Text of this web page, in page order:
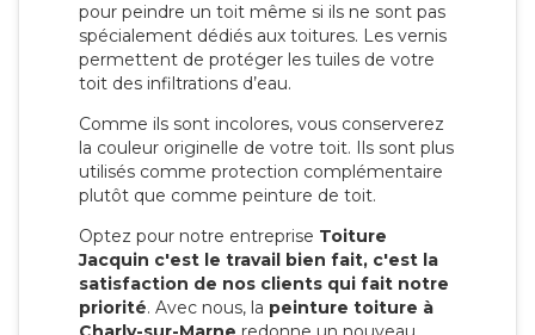
pour peindre un toit même si ils ne sont pas
spécialement dédiés aux toitures. Les vernis
permettent de protéger les tuiles de votre
toit des infiltrations d’eau.
Comme ils sont incolores, vous conserverez
la couleur originelle de votre toit. Ils sont plus
utilisés comme protection complémentaire
plutôt que comme peinture de toit.
Optez pour notre entreprise Toiture
Jacquin c'est le travail bien fait, c'est la
satisfaction de nos clients qui fait notre
priorité. Avec nous, la peinture toiture à